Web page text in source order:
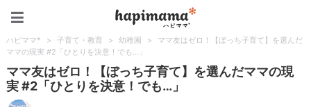
ハピママ* > 子育て・教育 > 幼稚園 >
ママ友はゼロ！【ぼっち子育て】を選んだ
ママの現実 #2「ひとりを決意！でも…」
ママ友はゼロ！【ぼっち子育て】を選んだママの現
実 #2「ひとりを決意！でも…」